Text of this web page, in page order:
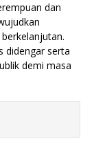
dan
didengar serta
demi masa